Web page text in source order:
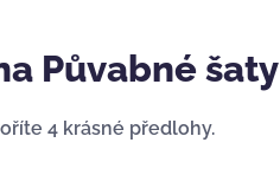
Půvabné šaty
4 krásné předlohy.